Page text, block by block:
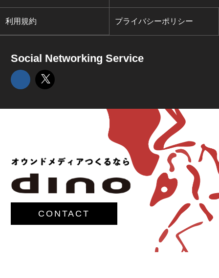
利用規約 プライバシーポリシー
Social Networking Service
CONTACT